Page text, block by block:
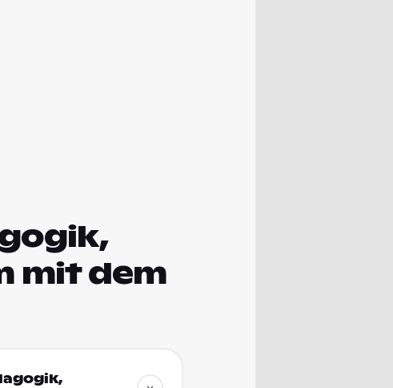
mit dem